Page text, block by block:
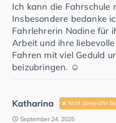
Ich kann die Fahrschule
Insbesondere bedanke
Fahrlehrerin Nadine für
Arbeit und ihre
Fahren mit viel Geduld
beizubringen. ☺️
Katharina Nicht überprüfte
September 24, 2025